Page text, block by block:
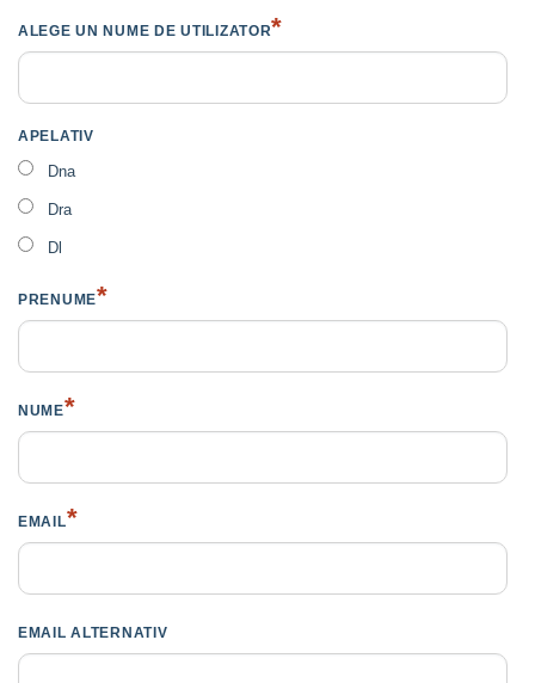
ALEGE UN NUME DE UTILIZATOR*
APELATIV
Dna
Dra
Dl
PRENUME*
NUME*
EMAIL*
EMAIL ALTERNATIV